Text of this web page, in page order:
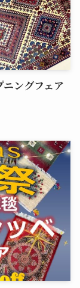
ングフェア